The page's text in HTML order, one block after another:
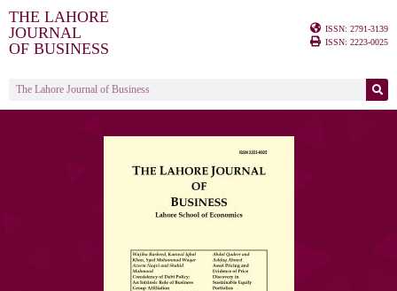
THE LAHORE
JOURNAL
OF BUSINESS
ISSN: 2791-3139
ISSN: 2223-0025